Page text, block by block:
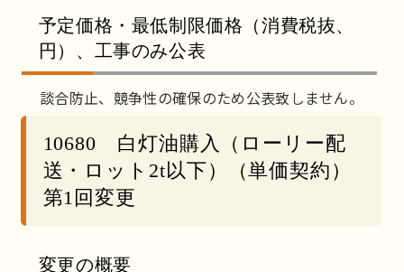
予定価格・最低制限価格（消費税抜、
円）、工事のみ公表
談合防止、競争性の確保のため公表致しません。
10680 白灯油購入（ローリー配
送・ロット2t以下）（単価契約）
第1回変更
変更の概要